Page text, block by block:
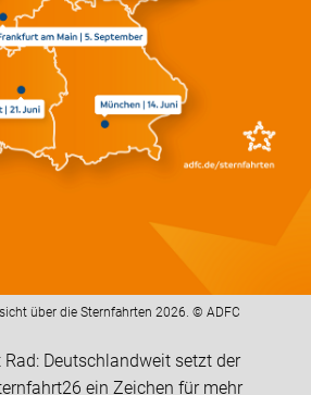
über die Sternfahrten 2026. © ADFC
Deutschlandweit setzt der
ein Zeichen für mehr